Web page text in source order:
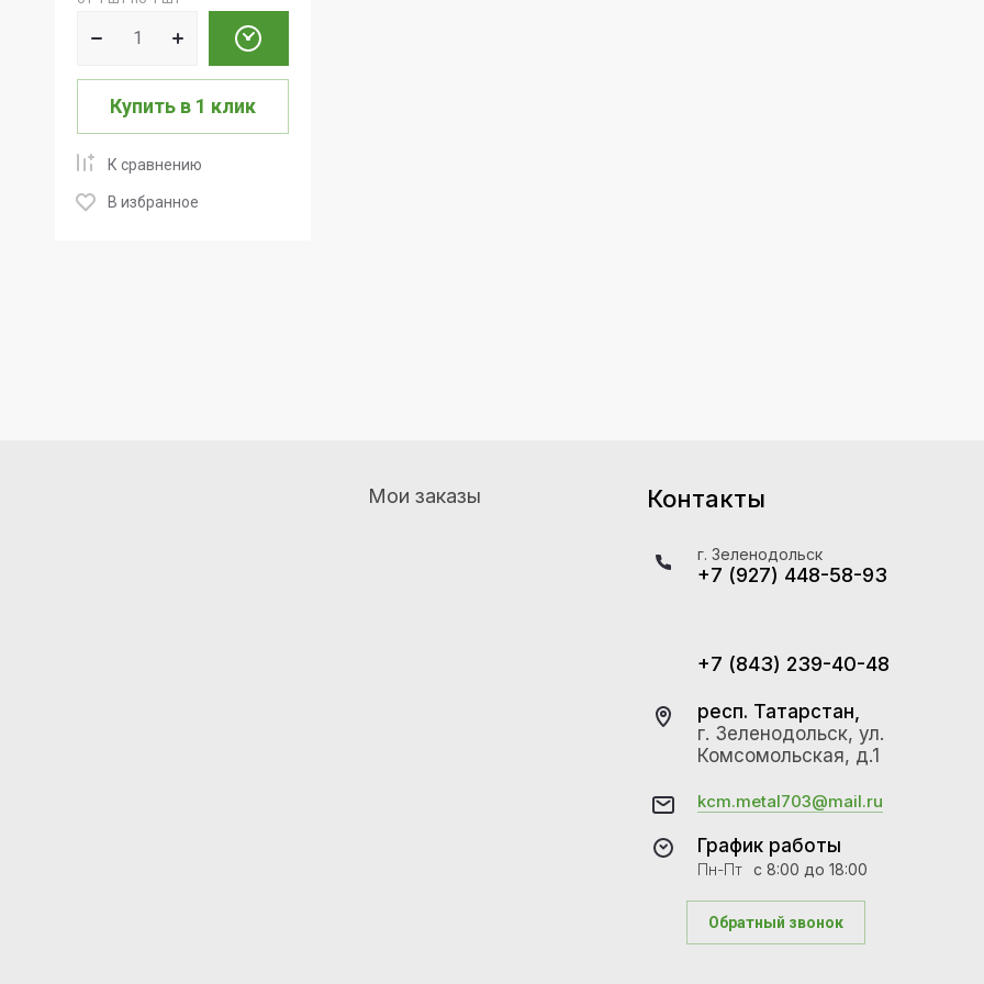
Купить в 1 клик
К сравнению
В избранное
Мои заказы Контакты
г. Зеленодольск
+7 (927) 448-58-93
+7 (843) 239-40-48
респ. Татарстан,
г. Зеленодольск, ул.
Комсомольская, д.1
kcm.metal703@mail.ru
График работы
Пн-Пт с 8:00 до 18:00
Обратный звонок